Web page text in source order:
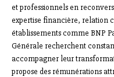
et professionnels en
expertise financière, relation
établissements comme BNP
Générale recherchent
accompagner leur
propose des rémunérations